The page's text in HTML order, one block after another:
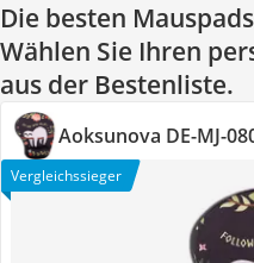
Die besten
Wählen Sie Ihren
aus der Bestenliste.
Aoksunova DE-MJ-
Vergleichssieger